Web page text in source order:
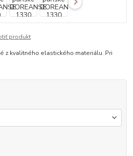
produkt
z kvalitného elastického materiálu. Pri